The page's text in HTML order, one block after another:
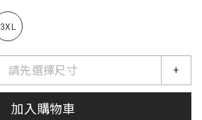
3XL
請先選擇尺寸 +
加入購物車